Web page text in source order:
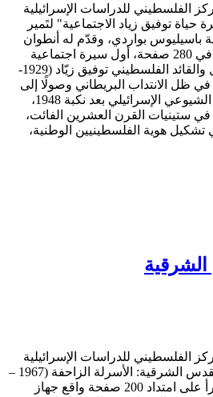
الفلسطيني للدراسات الإسرائيلية
توفيق زياد الاجتماعية" لتَمير
باسيليوس بواردي، وقدّم له أنطوان
شلحت. يقدّم الكتاب الواقع في 280 صفحة، أول سيرة اجتماعية
حول حياة الشاعر والمناضل والقائد الفلسطيني توفيق زيّاد (1929-
في ظل الانتداب البريطاني وصولًا إلى
نضاله داخل صفوف الحزب الشيوعي الإسرائيلي بعد نكبة 1948،
ستينيات القرن العشرين الفائت،
هوية الفلسطينيين الوطنية،
الشرقية
الفلسطيني للدراسات الإسرائيلية
"مدار" كتاب "التعليم في القدس الشرقية: الأسرلة الزاحفة (1967 –
2022)"، لمرام مصاروة، يقرأ على امتداد 200 صفحة واقع جهاز